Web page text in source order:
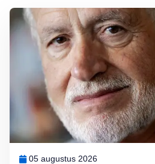
05 augustus 2026
Lees meer over George Baker (81)